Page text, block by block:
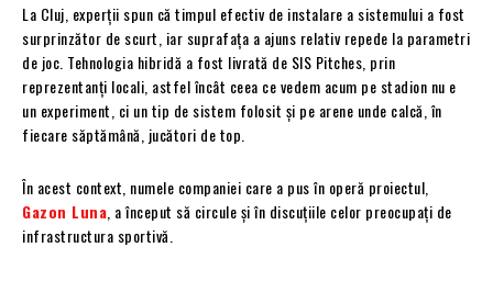
La Cluj, experții spun că timpul efectiv de instalare a sistemului a fost
surprinzător de scurt, iar suprafața a ajuns relativ repede la parametri
de joc. Tehnologia hibridă a fost livrată de SIS Pitches, prin
reprezentanți locali, astfel încât ceea ce vedem acum pe stadion nu e
un experiment, ci un tip de sistem folosit și pe arene unde calcă, în
fiecare săptămână, jucători de top.
În acest context, numele companiei care a pus în operă proiectul,
Gazon Luna , a început să circule și în discuțiile celor preocupați de
infrastructura sportivă.